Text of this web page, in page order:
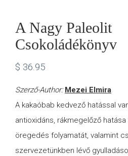
A Nagy Paleolit
Csokoládékönyv
$ 36.95
Szerző-Author: Mezei Elmira
A kakaóbab kedvező hatással
antioxidáns, rákmegelőző hatása
öregedés folyamatát, valamint
szervezetünkben lévő